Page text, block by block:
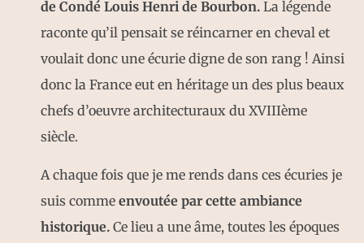
de Condé Louis Henri de Bourbon. La légende
raconte qu’il pensait se réincarner en cheval et
voulait donc une écurie digne de son rang ! Ainsi
donc la France eut en héritage un des plus beaux
chefs d’oeuvre architecturaux du XVIIIème
siècle.
A chaque fois que je me rends dans ces écuries je
suis comme envoutée par cette ambiance
historique. Ce lieu a une âme, toutes les époques